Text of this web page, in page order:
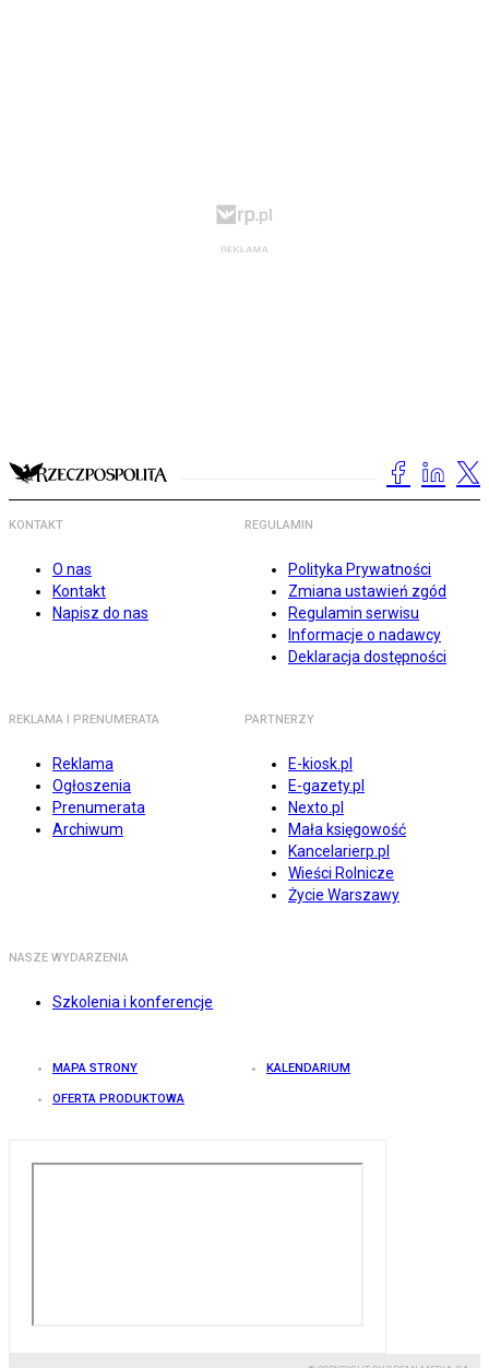
KONTAKT
O nas
Kontakt
Napisz do nas
REGULAMIN
Polityka Prywatności
Zmiana ustawień zgód
Regulamin serwisu
Informacje o nadawcy
Deklaracja dostępności
REKLAMA I PRENUMERATA
Reklama
Ogłoszenia
Prenumerata
Archiwum
PARTNERZY
E-kiosk.pl
E-gazety.pl
Nexto.pl
Mała księgowość
Kancelarierp.pl
Wieści Rolnicze
Życie Warszawy
NASZE WYDARZENIA
Szkolenia i konferencje
MAPA STRONY KALENDARIUM
OFERTA PRODUKTOWA